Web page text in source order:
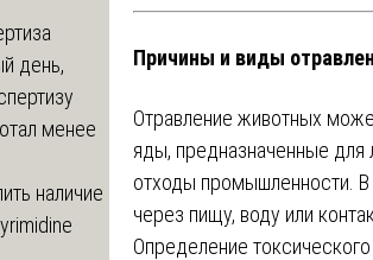
Причины и виды
Отравление животных
яды, предназначенные
отходы промышленности.
через пищу, воду или
Определение
день,
менее
наличие